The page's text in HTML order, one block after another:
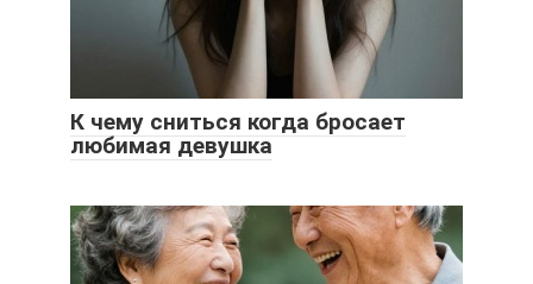
К чему сниться когда бросает
любимая девушка